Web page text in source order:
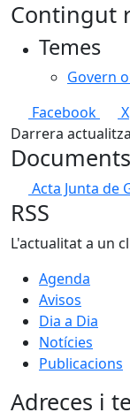
Contingut
Temes
Govern
Facebook
X
Darrera
Documents
Acta Junta de
RSS
L'actualitat a un
Agenda
Avisos
Dia a Dia
Notícies
Publicacions
Adreces i